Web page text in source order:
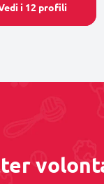
i 12 profili